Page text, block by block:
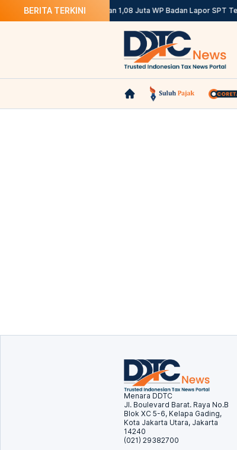
BERITA TERKINI
DJP: 12,12 Juta WP OP dan 1,08 Juta WP Badan Lapor SPT Tepat
Menara DDTC
Jl. Boulevard Barat. Raya No.B
Blok XC 5-6, Kelapa Gading,
Kota Jakarta Utara, Jakarta
14240
(021) 29382700